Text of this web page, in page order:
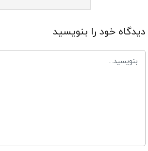
دیدگاه خود را بنویسید